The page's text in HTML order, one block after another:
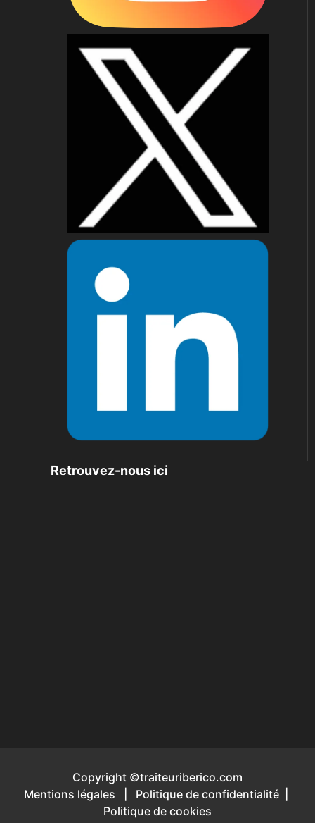
Retrouvez-nous ici
Copyright ©traiteuriberico.com
Mentions légales
Politique de confidentialité
Politique de cookies